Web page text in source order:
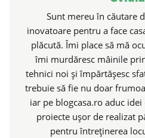
Sunt mereu în căutare
inovatoare pentru a face
plăcută. Îmi place să mă
îmi murdăresc mâinile
tehnici noi și împărtășesc
trebuie să fie nu doar
iar pe blogcasa.ro aduc
proiecte ușor de realizat
pentru întreținerea